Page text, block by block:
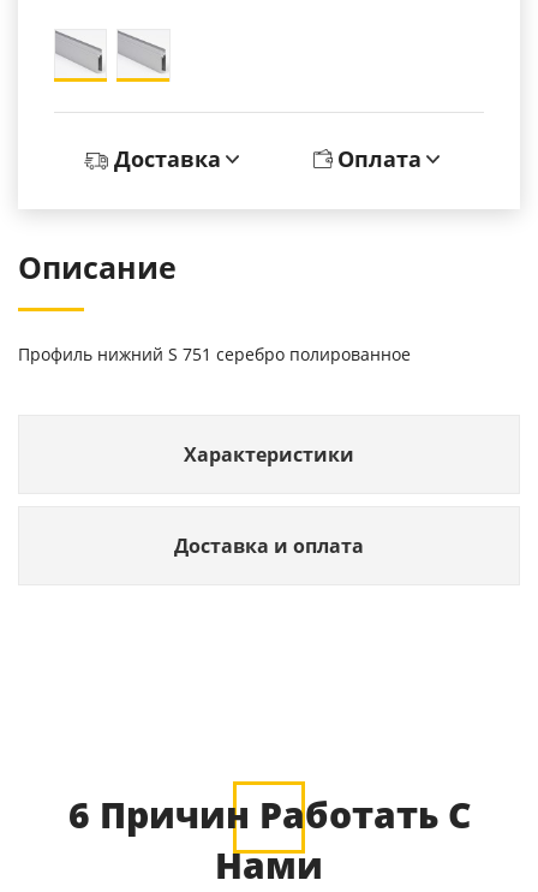
Доставка Оплата
Описание
Профиль нижний S 751 серебро полированное
Характеристики
Доставка и оплата
6 Причин Работать С
Нами